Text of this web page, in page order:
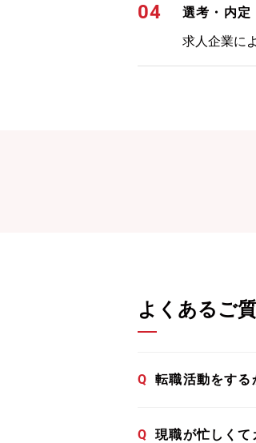
04
選考・内定
求人企業に
よくあるご
Q 転職活動をする
Q 現職が忙しくて